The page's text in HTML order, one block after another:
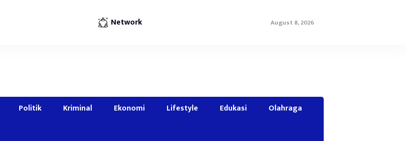
Network August 8, 2026
Politik Kriminal Ekonomi Lifestyle Edukasi
Olahraga